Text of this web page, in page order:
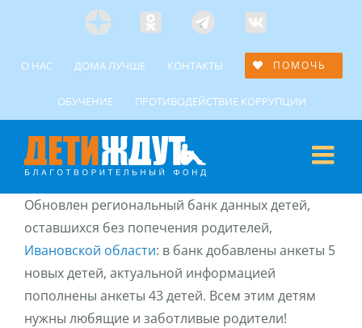
ЯндексОдноклассники
Telegramm
Custom
О НАС ДОМА ЛУЧШЕ КОНТАКТЫ ПОМОЧЬ
ОБУЧЕНИЕ ПРОТИВОДЕЙСТВИЕ КОРРУПЦИИ
Обновлен региональный банк данных детей,
оставшихся без попечения родителей,
Ивановской области: в банк добавлены анкеты 5
новых детей, актуальной информацией
пополнены анкеты 43 детей. Всем этим детям
нужны любящие и заботливые родители!